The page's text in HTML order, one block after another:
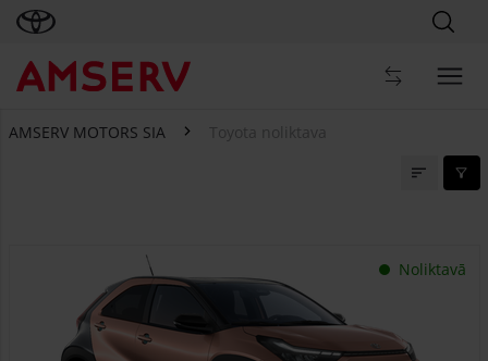
AMSERV MOTORS SIA Toyota noliktava
Noliktavā